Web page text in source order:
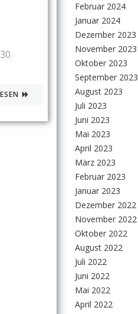
Februar 2024
Januar 2024
Dezember 2023
November 2023
Oktober 2023
September 2023
August 2023
Juli 2023
Juni 2023
Mai 2023
April 2023
März 2023
Februar 2023
Januar 2023
Dezember 2022
November 2022
Oktober 2022
August 2022
Juli 2022
Juni 2022
Mai 2022
April 2022